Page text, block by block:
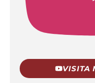
VISITA